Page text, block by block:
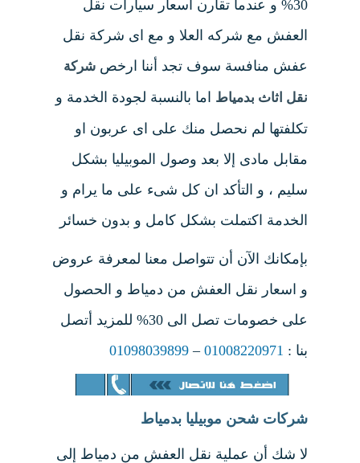
30% و عندما تقارن اسعار سيارات نقل
العفش مع شركه العلا و مع اى شركة نقل
عفش منافسة سوف تجد أننا ارخص شركة
نقل اثاث بدمياط اما بالنسبة لجودة الخدمة و
تكلفتها لم نحصل منك على اى عربون او
مقابل مادى إلا بعد وصول الموبيليا بشكل
سليم ، و التأكد ان كل شىء على ما يرام و
الخدمة اكتملت بشكل كامل و بدون خسائر
بإمكانك الآن أن تتواصل معنا لمعرفة عروض
و اسعار نقل العفش من دمياط و الحصول
على خصومات تصل الى 30% للمزيد أتصل
بنا : 01008220971
–
01098039899
شركات شحن موبيليا بدمياط
لا شك أن عملية نقل العفش من دمياط إلى